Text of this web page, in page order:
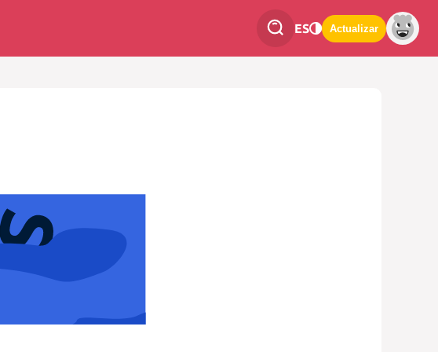
ES Actualizar